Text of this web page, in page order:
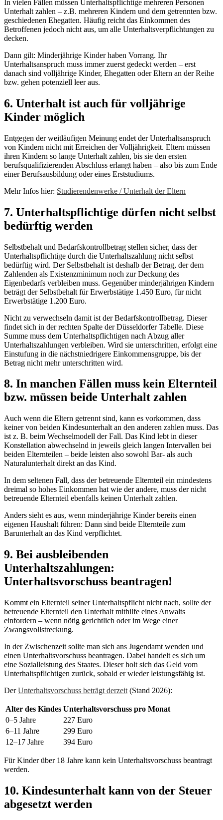
In vielen Fällen müssen Unterhaltspflichtige mehreren Personen
Unterhalt zahlen – z.B. mehreren Kindern und dem getrennten bzw.
geschiedenen Ehegatten. Häufig reicht das Einkommen des
Betroffenen jedoch nicht aus, um alle Unterhaltsverpflichtungen zu
decken.
Dann gilt: Minderjährige Kinder haben Vorrang. Ihr
Unterhaltsanspruch muss immer zuerst gedeckt werden – erst
danach sind volljährige Kinder, Ehegatten oder Eltern an der Reihe
bzw. gehen potenziell leer aus.
6. Unterhalt ist auch für volljährige
Kinder möglich
Entgegen der weitläufigen Meinung endet der Unterhaltsanspruch
von Kindern nicht mit Erreichen der Volljährigkeit. Eltern müssen
ihren Kindern so lange Unterhalt zahlen, bis sie den ersten
berufsqualifizierenden Abschluss erlangt haben – also bis zum Ende
einer Berufsausbildung oder eines Erststudiums.
Mehr Infos hier: Studierendenwerke / Unterhalt der Eltern
7. Unterhaltspflichtige dürfen nicht selbst
bedürftig werden
Selbstbehalt und Bedarfskontrollbetrag stellen sicher, dass der
Unterhaltspflichtige durch die Unterhaltszahlung nicht selbst
bedürftig wird. Der Selbstbehalt ist deshalb der Betrag, der dem
Zahlenden als Existenzminimum noch zur Deckung des
Eigenbedarfs verbleiben muss. Gegenüber minderjährigen Kindern
beträgt der Selbstbehalt für Erwerbstätige 1.450 Euro, für nicht
Erwerbstätige 1.200 Euro.
Nicht zu verwechseln damit ist der Bedarfskontrollbetrag. Dieser
findet sich in der rechten Spalte der Düsseldorfer Tabelle. Diese
Summe muss dem Unterhaltspflichtigen nach Abzug aller
Unterhaltszahlungen verbleiben. Wird sie unterschritten, erfolgt eine
Einstufung in die nächstniedrigere Einkommensgruppe, bis der
Betrag nicht mehr unterschritten wird.
8. In manchen Fällen muss kein Elternteil
bzw. müssen beide Unterhalt zahlen
Auch wenn die Eltern getrennt sind, kann es vorkommen, dass
keiner von beiden Kindesunterhalt an den anderen zahlen muss. Das
ist z. B. beim Wechselmodell der Fall. Das Kind lebt in dieser
Konstellation abwechselnd in jeweils gleich langen Intervallen bei
beiden Elternteilen – beide leisten also sowohl Bar- als auch
Naturalunterhalt direkt an das Kind.
In dem seltenen Fall, dass der betreuende Elternteil ein mindestens
dreimal so hohes Einkommen hat wie der andere, muss der nicht
betreuende Elternteil ebenfalls keinen Unterhalt zahlen.
Anders sieht es aus, wenn minderjährige Kinder bereits einen
eigenen Haushalt führen: Dann sind beide Elternteile zum
Barunterhalt an das Kind verpflichtet.
9. Bei ausbleibenden
Unterhaltszahlungen:
Unterhaltsvorschuss beantragen!
Kommt ein Elternteil seiner Unterhaltspflicht nicht nach, sollte der
betreuende Elternteil den Unterhalt mithilfe eines Anwalts
einfordern – wenn nötig gerichtlich oder im Wege einer
Zwangsvollstreckung.
In der Zwischenzeit sollte man sich ans Jugendamt wenden und
einen Unterhaltsvorschuss beantragen. Dabei handelt es sich um
eine Sozialleistung des Staates. Dieser holt sich das Geld vom
Unterhaltspflichtigen zurück, sobald er wieder leistungsfähig ist.
DerUnterhaltsvorschuss beträgt derzeit (Stand 2026):
Alter des Kindes Unterhaltsvorschuss pro Monat
0–5 Jahre
227 Euro
6–11 Jahre
299 Euro
12–17 Jahre
394 Euro
Für Kinder über 18 Jahre kann kein Unterhaltsvorschuss beantragt
werden.
10. Kindesunterhalt kann von der Steuer
abgesetzt werden